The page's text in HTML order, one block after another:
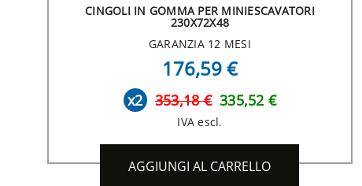
CINGOLI IN GOMMA PER MINIESCAVATORI
230X72X48
GARANZIA 12 MESI
176,59 €
x2 353,18 € 335,52 €
IVA escl.
AGGIUNGI AL CARRELLO